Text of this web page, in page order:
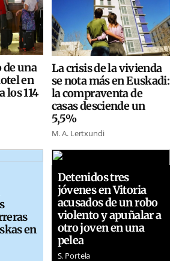
de una
en
los 114
La crisis de la vivienda
se nota más en Euskadi:
la compraventa de
casas desciende un
5,5%
M. A. Lertxundi
en
Detenidos tres
jóvenes en Vitoria
acusados de un robo
violento y apuñalar a
otro joven en una
pelea
S. Portela